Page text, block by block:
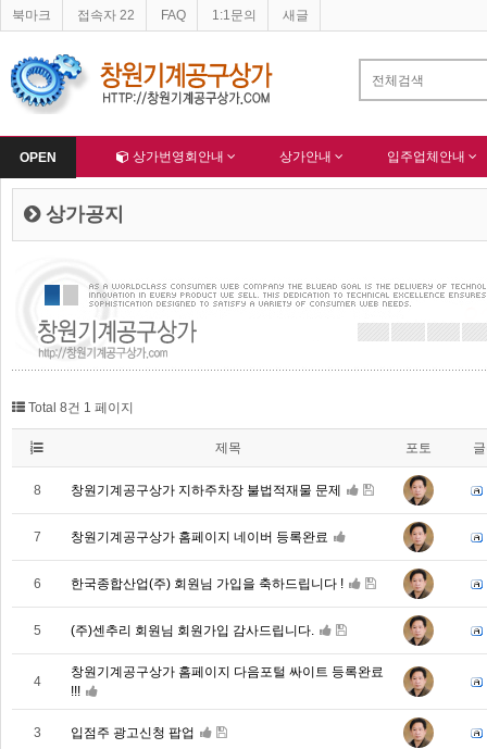
OPEN
북마크 접속자 22 FAQ 1:1문의 새글
이버 등록완료 - 알림 한국종합산업(주) 회원님 가입을 축하드립니다 !
Home 상가번영회안내 상가안내 입주업체안내
상가공지
Total 8건 1 페이지
제목 포토
8 창원기계공구상가 지하주차장 불법적재물 문제
7 창원기계공구상가 홈페이지 네이버 등록완료
6 한국종합산업(주) 회원님 가입을 축하드립니다 !
5 (주)센추리 회원님 회원가입 감사드립니다.
4
창원기계공구상가 홈페이지 다음포털 싸이트 등록완료
!!!
3 입점주 광고신청 팝업